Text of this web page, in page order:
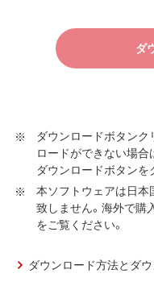
ます）について弊社が
の条件である保証契約
ウェア（以下、添付ソ
ア（ユーティリティ・
以下、本ソフトウェア
す。
第1条 使用許諾
弊社は、本契約に
ダ
ダウンロードボタンク
ロードができない場合
ダウンロードボタンを
本ソフトウェアは日
致しません。海外で購
をご覧ください。
ダウンロード方法とダ